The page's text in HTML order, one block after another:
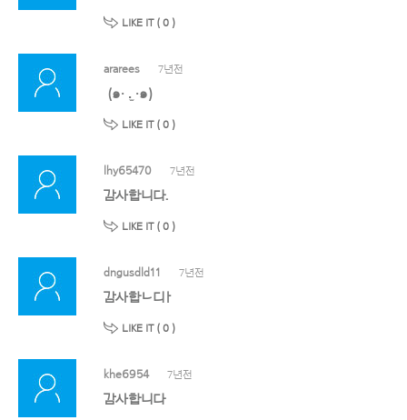
LIKE IT ( 0 )
ararees 7년전
(๑・ .̫ ・๑)
LIKE IT ( 0 )
lhy65470 7년전
감사합니다.
LIKE IT ( 0 )
dngusdld11 7년전
감사합ㄴ디ㅏ
LIKE IT ( 0 )
khe6954 7년전
감사합니다